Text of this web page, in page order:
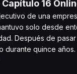
Capítulo 16
de una
solo desde
Después de
durante quince años.